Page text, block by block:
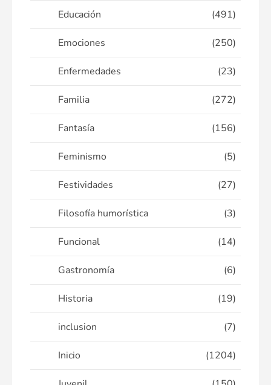
Educación (491)
Emociones (250)
Enfermedades (23)
Familia (272)
Fantasía (156)
Feminismo (5)
Festividades (27)
Filosofía humorística (3)
Funcional (14)
Gastronomía (6)
Historia (19)
inclusion (7)
Inicio (1204)